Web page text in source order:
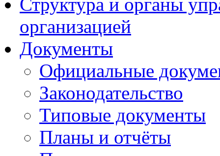
организацией
Документы
Официальные
Законодательство
Типовые документы
Планы и отчёты